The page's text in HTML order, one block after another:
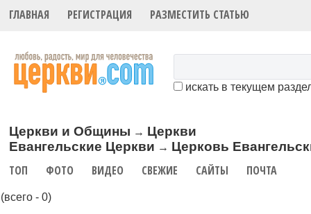
ГЛАВНАЯ РЕГИСТРАЦИЯ РАЗМЕСТИТЬ СТАТЬЮ
искать в текущем
Церкви и Общины → Церкви
Евангельские Церкви → Церковь
ТОП ФОТО ВИДЕО СВЕЖИЕ САЙТЫ ПОЧТА
(всего - 0)